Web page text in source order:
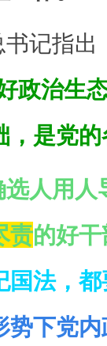
记指出
政治生
，是党
人用人
责的好干
国法，
势下党